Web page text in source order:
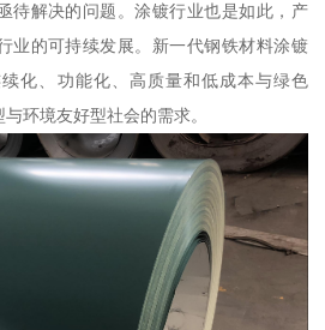
待解决的问题。涂镀行业也是如此，产
业的可持续发展。新一代钢铁材料涂镀
化、功能化、高质量和低成本与绿色
环境友好型社会的需求。